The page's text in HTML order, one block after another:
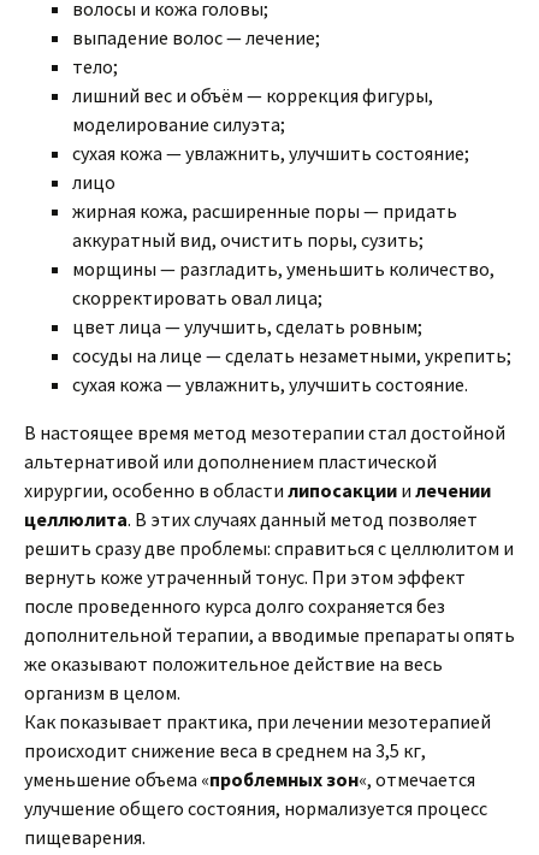
волосы и кожа головы;
выпадение волос — лечение;
тело;
лишний вес и объём — коррекция фигуры,
моделирование силуэта;
сухая кожа — увлажнить, улучшить состояние;
лицо
жирная кожа, расширенные поры — придать
аккуратный вид, очистить поры, сузить;
морщины — разгладить, уменьшить количество,
скорректировать овал лица;
цвет лица — улучшить, сделать ровным;
сосуды на лице — сделать незаметными, укрепить;
сухая кожа — увлажнить, улучшить состояние.
В настоящее время метод мезотерапии стал достойной
альтернативой или дополнением пластической
хирургии, особенно в области липосакции и лечении
целлюлита. В этих случаях данный метод позволяет
решить сразу две проблемы: справиться с целлюлитом и
вернуть коже утраченный тонус. При этом эффект
после проведенного курса долго сохраняется без
дополнительной терапии, а вводимые препараты опять
же оказывают положительное действие на весь
организм в целом.
Как показывает практика, при лечении мезотерапией
происходит снижение веса в среднем на 3,5 кг,
уменьшение объема «проблемных зон«, отмечается
улучшение общего состояния, нормализуется процесс
пищеварения.